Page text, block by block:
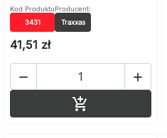
Kod Produktu
3431
Producent:
Traxxas
41,51 zł
 
